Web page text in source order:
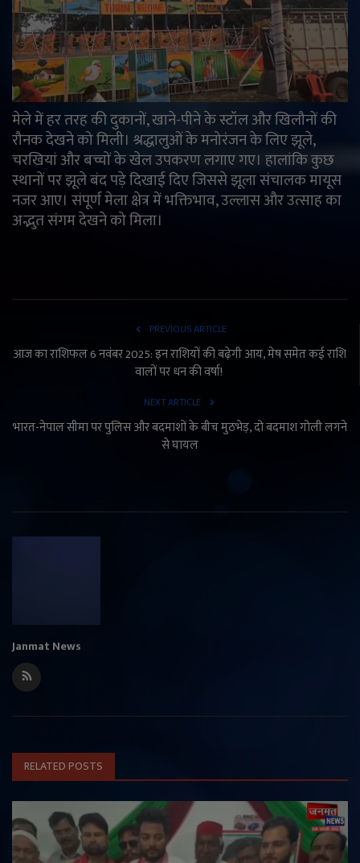
मेले में हर तरह की दुकानों, खाने-पीने के स्टॉल और खिलौनों की
रौनक देखने को मिली। श्रद्धालुओं के मनोरंजन के लिए झूले,
चरखियां और बच्चों के खेल उपकरण लगाए गए। हालांकि कुछ
स्थानों पर झूले बंद पड़े दिखाई दिए जिससे झूला संचालक मायूस
नजर आए। संपूर्ण मेला क्षेत्र में भक्तिभाव, उल्लास और उत्साह का
अद्भुत संगम देखने को मिला।
PREVIOUS ARTICLE
आज का राशिफल 6 नवंबर 2025: इन राशियों की बढ़ेगी आय, मेष समेत कई राशि
वालों पर धन की वर्षा!
NEXT ARTICLE
भारत-नेपाल सीमा पर पुलिस और बदमाशों के बीच मुठभेड़, दो बदमाश गोली लगने
से घायल
Janmat News
RELATED POSTS